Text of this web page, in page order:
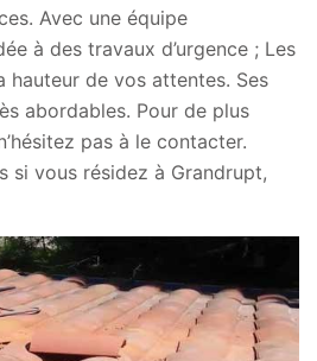
Avec une équipe
à des travaux d’urgence ; Les
hauteur de vos attentes. Ses
abordables. Pour de plus
pas à le contacter.
si vous résidez à Grandrupt,